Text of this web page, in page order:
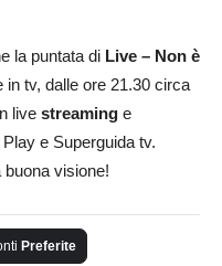
la puntata di Live – Non è
tv, dalle ore 21.30 circa
live streaming e
e Superguida tv.
visione!
Preferite